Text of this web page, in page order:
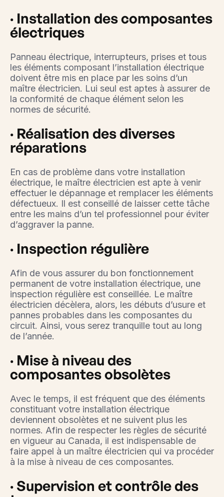
· Installation des composantes
électriques
Panneau électrique, interrupteurs, prises et tous
les éléments composant l’installation électrique
doivent être mis en place par les soins d’un
maître électricien. Lui seul est aptes à assurer de
la conformité de chaque élément selon les
normes de sécurité.
· Réalisation des diverses
réparations
En cas de problème dans votre installation
électrique, le maître électricien est apte à venir
effectuer le dépannage et remplacer les éléments
défectueux. Il est conseillé de laisser cette tâche
entre les mains d’un tel professionnel pour éviter
d’aggraver la panne.
· Inspection régulière
Afin de vous assurer du bon fonctionnement
permanent de votre installation électrique, une
inspection régulière est conseillée. Le maître
électricien décèlera, alors, les débuts d’usure et
pannes probables dans les composantes du
circuit. Ainsi, vous serez tranquille tout au long
de l’année.
· Mise à niveau des
composantes obsolètes
Avec le temps, il est fréquent que des éléments
constituant votre installation électrique
deviennent obsolètes et ne suivent plus les
normes. Afin de respecter les règles de sécurité
en vigueur au Canada, il est indispensable de
faire appel à un maître électricien qui va procéder
à la mise à niveau de ces composantes.
· Supervision et contrôle des